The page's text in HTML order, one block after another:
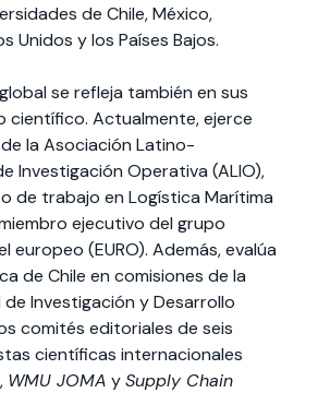
de Chile, México,
Unidos y los Países Bajos.
se refleja también en sus
científico. Actualmente, ejerce
la Asociación Latino-
Investigación Operativa (ALIO),
de trabajo en Logística Marítima
ejecutivo del grupo
europeo (EURO). Además, evalúa
de Chile en comisiones de la
de Investigación y Desarrollo
comités editoriales de seis
científicas internacionales
, WMU JOMA ySupply Chain